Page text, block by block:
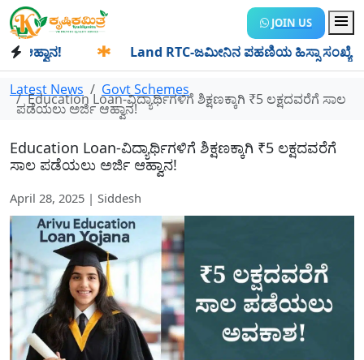
JOIN US
Land RTC-ಜಮೀನಿನ ಪಹಣಿಯ ಹಿಸ್ಸಾ ಸಂಖ್ಯೆ
Latest News Govt Schemes
Education Loan-ವಿದ್ಯಾರ್ಥಿಗಳಿಗೆ ಶಿಕ್ಷಣಕ್ಕಾಗಿ ₹5 ಲಕ್ಷದವರೆಗೆ ಸಾಲ
ಪಡೆಯಲು ಅರ್ಜಿ ಆಹ್ವಾನ!
Education Loan-ವಿದ್ಯಾರ್ಥಿಗಳಿಗೆ ಶಿಕ್ಷಣಕ್ಕಾಗಿ ₹5 ಲಕ್ಷದವರೆಗೆ
ಸಾಲ ಪಡೆಯಲು ಅರ್ಜಿ ಆಹ್ವಾನ!
April 28, 2025 | Siddesh